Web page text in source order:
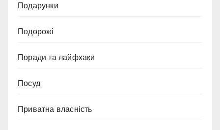
Подарунки
Подорожі
Поради та лайфхаки
Посуд
Приватна власність